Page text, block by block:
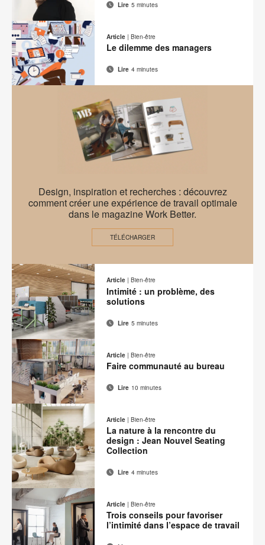
Partager
sur
Facebook
Partager
sur
Twitter
Partager
sur
Pinterest
Partager
sur
LinkedIn
Adresse
de
contact
Imprimer
cette
page
Lire 5 minutes
Partager
Partager
Partager
Partager
LinkedIn
Adresse
contact
Imprimer
cette
page
Article | Bien-être
Le dilemme des managers
Lire 4 minutes
Work
Better
–
Mindeset
Design, inspiration et recherches : découvrez
comment créer une expérience de travail optimale
dans le magazine Work Better.
TÉLÉCHARGER
Partager
sur
Facebook
Partager
sur
Twitter
Partager
sur
Pinterest
Partager
sur
LinkedIn
Adresse
de
contact
Imprimer
cette
page
Article | Bien-être
Intimité : un problème, des
solutions
Lire 5 minutes
Partager
sur
Facebook
Partager
sur
Twitter
Partager
sur
Pinterest
Partager
sur
LinkedIn
Adresse
de
contact
Imprimer
cette
page
Article | Bien-être
Faire communauté au bureau
Lire 10 minutes
Partager
sur
Facebook
Partager
sur
Twitter
Partager
sur
Pinterest
Partager
sur
LinkedIn
Adresse
de
contact
Imprimer
cette
page
Article | Bien-être
La nature à la rencontre du
design : Jean Nouvel Seating
Collection
Lire 4 minutes
Article | Bien-être
Trois conseils pour favoriser
l’intimité dans l’espace de travail